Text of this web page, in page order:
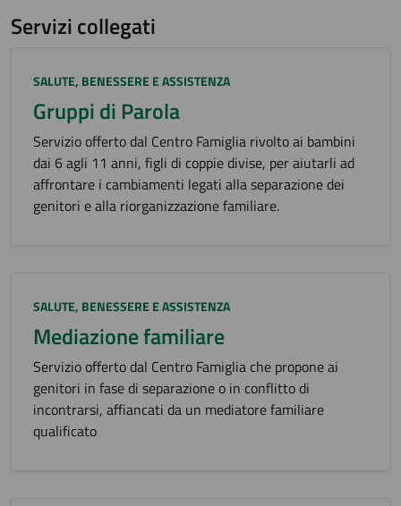
Servizi collegati
Categoria:
SALUTE, BENESSERE E ASSISTENZA
Gruppi di Parola
Servizio offerto dal Centro Famiglia rivolto ai bambini
dai 6 agli 11 anni, figli di coppie divise, per aiutarli ad
affrontare i cambiamenti legati alla separazione dei
genitori e alla riorganizzazione familiare.
Categoria:
SALUTE, BENESSERE E ASSISTENZA
Mediazione familiare
Servizio offerto dal Centro Famiglia che propone ai
genitori in fase di separazione o in conflitto di
incontrarsi, affiancati da un mediatore familiare
qualificato